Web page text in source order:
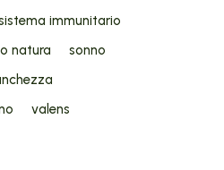
immunitario
natura
sonno
valens